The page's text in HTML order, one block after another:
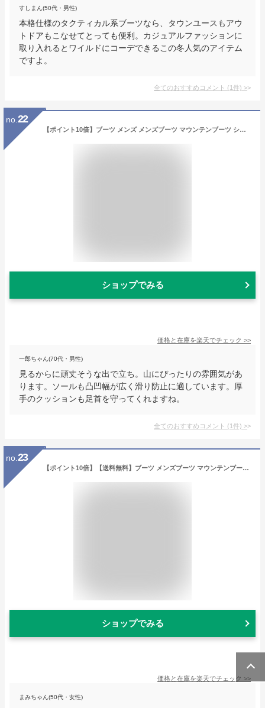
すしまん(50代・男性)
本格仕様のタクティカル系ブーツなら、タウンユースもアウ
トドアもこなせてとっても便利。カジュアルファッションに
取り入れるとワイルドにコーデできるこの冬人気のアイテム
ですよ。
全てのおすすめコメント (1件) >
no. 22
【ポイント10倍】ブーツ メンズ メンズブーツ マウンテンブーツ ショートブーツ ワークブーツ トレッキング ブーツ メンズ 靴 メンズシューズ シークレット 男 ハイカット スニーカー カジュアル お洒落 革靴 登山/2019 秋冬新作 トレンド
ショップでみる
価格と在庫を楽天でチェック >>
一郎ちゃん(70代・男性)
見るからに頑丈そうな出で立ち。山にぴったりの雰囲気があ
ります。ソールも凸凹幅が広く滑り防止に適しています。厚
手のクッションも足首を守ってくれますね。
全てのおすすめコメント (1件) >
no. 23
【ポイント10倍】【送料無料】ブーツ メンズブーツ マウンテンブーツ ショートブーツ ワークブーツ アンティーク アウトドア トレッキングシューズ 革靴 メッシュ 通気性 防滑 靴 メンズシューズ Zeeno ジーノ ze2400/2020 冬 クリアランス
ショップでみる
価格と在庫を楽天でチェック >>
まみちゃん(50代・女性)